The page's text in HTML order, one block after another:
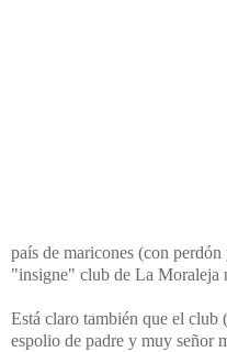
país de maricones (con
"insigne" club de La Moraleja
Está claro también que el
espolio de padre y muy señor